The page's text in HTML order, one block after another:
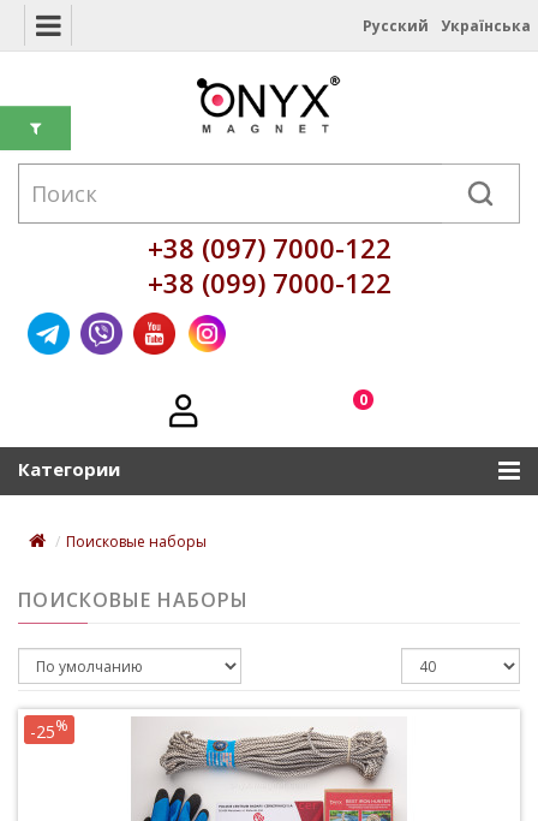
Русский Українська
+38 (097) 7000-122
+38 (099) 7000-122
0
Категории
Поисковые наборы
ПОИСКОВЫЕ НАБОРЫ
-25%